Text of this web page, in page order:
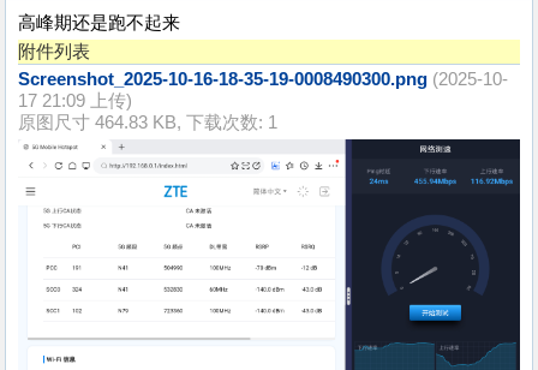
高峰期还是跑不起来
附件列表
Screenshot_2025-10-16-18-35-19-0008490300.png (2025-10-
17 21:09 上传)
原图尺寸 464.83 KB, 下载次数: 1